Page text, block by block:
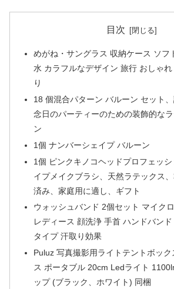
目次
めがね・サングラス 収納ケース ソフ
水 カラフルなデザイン 旅行 おしゃれ
り
18 個混合パターン バルーン セット
念日のパーティーのための装飾的な
ン
1個 ナンバーシェイプ バルーン
1個 ピンクキノコヘッドプロフェッ
イプメイクブラシ、天然ラテックス
済み、家庭用に適し、ギフト
ウォッシュバンド 2個セット マイク
レディース 顔洗浄 手首 ハンドバン
タイプ 汗取り効果
Puluz 写真撮影用ライトテントボック
ス ポータブル 20cm Ledライト
ップ (ブラック、ホワイト) 同梱